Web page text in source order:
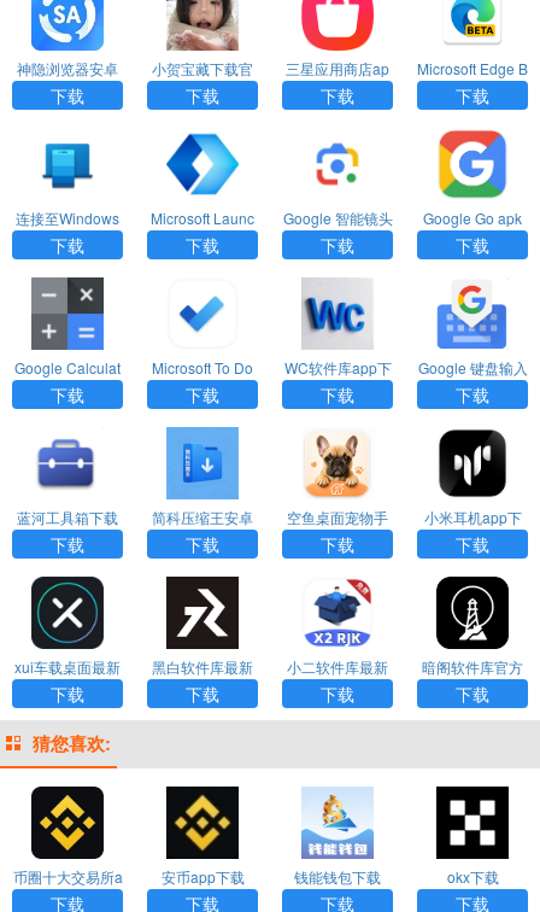
神隐浏览器安卓
最新版
下载
小贺宝藏下载官
网版app
下载
三星应用商店ap
p下载官网最新版
下载
Microsoft Edge B
eta apk下载
下载
连接至Windows
应用下载
下载
Microsoft Launc
her中文下载
下载
Google 智能镜头
app下载
下载
Google Go apk
下载
下载
Google Calculat
or apk下载
下载
Microsoft To Do
手机版
下载
WC软件库app下
载最新版
下载
Google 键盘输入
法下载最新版
下载
蓝河工具箱下载
安装安卓版
下载
简科压缩王安卓
版下载
下载
空鱼桌面宠物手
机版免费版
下载
小米耳机app下
载安装官方免费
下载
下载
xui车载桌面最新
版本
下载
黑白软件库最新
版本下载
下载
小二软件库最新
版下载
下载
暗阁软件库官方
正版
下载
猜您喜欢:
币圈十大交易所a
pp下载
下载
安币app下载
下载
钱能钱包下载
下载
okx下载
下载